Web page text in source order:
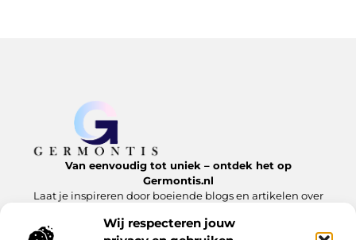
Wij respecteren jouw
Van eenvoudig tot uniek – ontdek het op
Germontis.nl
Laat je inspireren door boeiende blogs en artikelen over